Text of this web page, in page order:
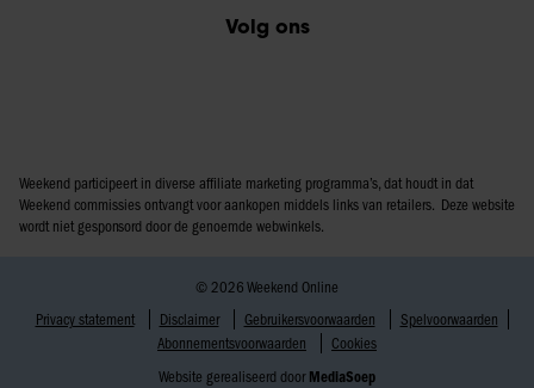
Volg ons
Weekend participeert in diverse affiliate marketing programma’s, dat houdt in dat
Weekend commissies ontvangt voor aankopen middels links van retailers. Deze website
wordt niet gesponsord door de genoemde webwinkels.
© 2026 Weekend Online
Privacy statement
Disclaimer Gebruikersvoorwaarden
Spelvoorwaarden
Abonnementsvoorwaarden
Cookies
Website gerealiseerd door MediaSoep